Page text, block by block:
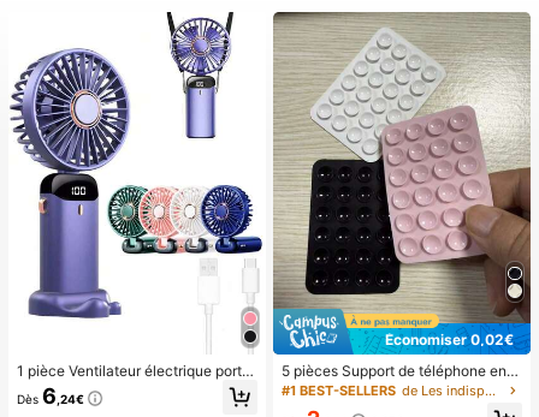
1 pièce Ventilateur électrique porta
ble mini, ventilateur portable rechar
geable USB, ventilateur de cou, ve
Dès 6 ,24€
Économiser 0,02€
5 pièces Support de téléphone en si
licone avec ventouse, support de té
léphone à ventouse, support de télé
#1 BEST-SELLERS de Les indispensables pour voyager en été Essentie